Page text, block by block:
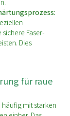
Faser-
Dies
für raue
mit starken